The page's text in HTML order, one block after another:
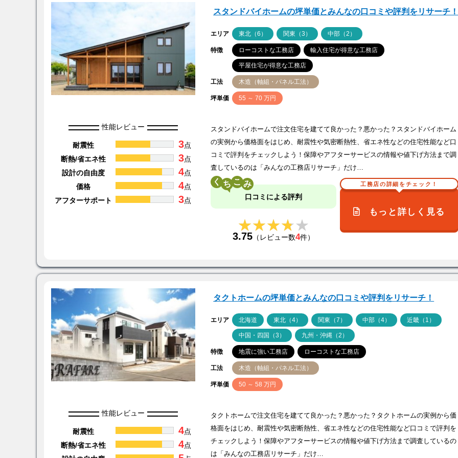
スタンドバイホームの坪単価とみんなの口コミや評判をリサーチ
エリア 東北（6） 関東（3） 中部（2）
特徴 ローコストな工務店 輸入住宅が得意な工務店
平屋住宅が得意な工務店
工法 木造（軸組・パネル工法）
坪単価 55 ～ 70 万円
性能レビュー
耐震性 3点
断熱/省エネ性
3点
設計の自由度
4点
価格
4点
アフターサポート
3点
スタンドバイホームで注文住宅を建てて良かった？悪かった？スタンドバイホーム
の実例から価格面をはじめ、耐震性や気密断熱性、省エネ性などの住宅性能など口
コミで評判をチェックしよう！保障やアフターサービスの情報や値下げ方法まで調
査しているのは「みんなの工務店リサーチ」だけ…
く こ
口コミによる評判
★★★★★
★★★★★
3.75 （レビュー数4件）
工務店の詳細をチェック！
もっと詳しく見る
タクトホームの坪単価とみんなの口コミや評判をリサーチ！
エリア 北海道 東北（4） 関東（7） 中部（4） 近畿（1）
中国・四国（3） 九州・沖縄（2）
特徴 地震に強い工務店 ローコストな工務店
工法 木造（軸組・パネル工法）
坪単価 50 ～ 58 万円
性能レビュー
耐震性 4点
断熱/省エネ性
4点
タクトホームで注文住宅を建てて良かった？悪かった？タクトホームの実例から価
格面をはじめ、耐震性や気密断熱性、省エネ性などの住宅性能など口コミで評判を
チェックしよう！保障やアフターサービスの情報や値下げ方法まで調査しているの
は「みんなの工務店リサーチ」だけ…